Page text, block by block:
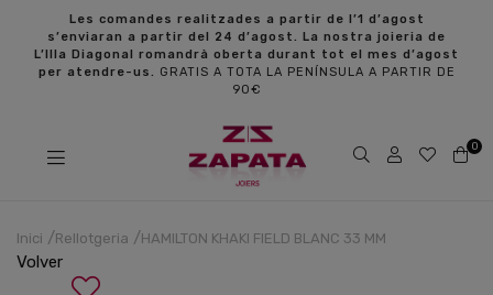
Les comandes realitzades a partir de l’1 d’agost
s’enviaran a partir del 24 d’agost. La nostra joieria de
L’Illa Diagonal romandrà oberta durant tot el mes d’agost
per atendre-us. GRATIS A TOTA LA PENÍNSULA A PARTIR DE
90€
0
Inici Rellotgeria HAMILTON KHAKI FIELD BLANC 33 MM
Volver